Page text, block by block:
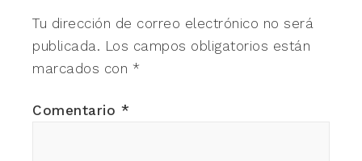
Tu dirección de correo electrónico no será
publicada. Los campos obligatorios están
marcados con *
Comentario *